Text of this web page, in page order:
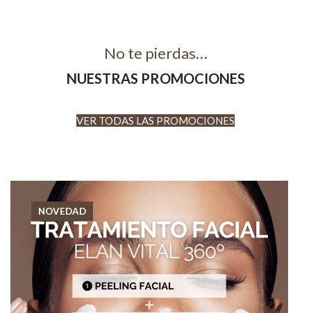
No te pierdas…
NUESTRAS PROMOCIONES
VER TODAS LAS PROMOCIONES
NOVEDAD